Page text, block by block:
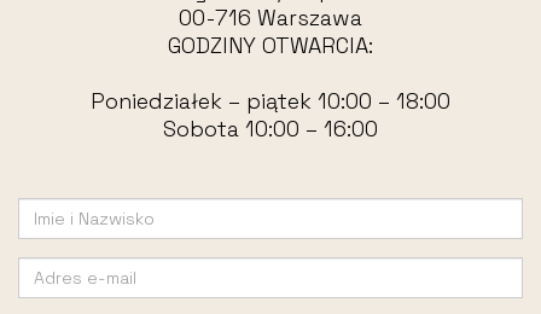
00-716 Warszawa
GODZINY OTWARCIA:
Poniedziałek – piątek 10:00 – 18:00
Sobota 10:00 – 16:00